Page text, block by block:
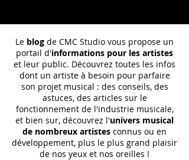
Le blog de CMC Studio vous propose un
portail d'informations pour les artistes
et leur public. Découvrez toutes les infos
dont un artiste à besoin pour parfaire
son projet musical : des conseils, des
astuces, des articles sur le
fonctionnement de l'industrie musicale,
et bien sur, découvrez l'univers musical
de nombreux artistes connus ou en
développement, plus le plus grand plaisir
de nos yeux et nos oreilles !